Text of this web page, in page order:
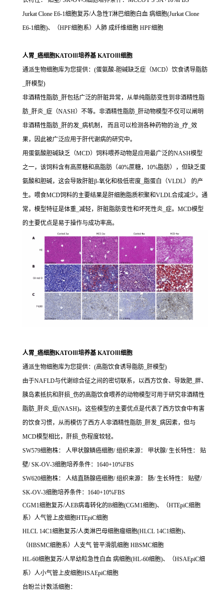
Jurkat Clone E6-1细胞复苏/人急性T淋巴细胞白血 病细胞(Jurkat Clone
E6-1细胞)、（HPF细胞系）人肺 成纤维细胞 HPF细胞
人胃_癌细胞KATOⅢ培养基 KATOⅢ细胞
通派生物细胞库为您提供：(蛋氨酸-胆碱缺乏症（MCD）饮食诱导脂肪
_肝模型)
非酒精性脂肪_肝包括广泛的肝脏异常，从单纯脂肪变性到非酒精性脂
肪_肝炎_症（NASH）不等。非酒精性脂肪_肝动物模型不仅可以阐明
非酒精性脂肪_肝的发_病机制， 而且可以检测各种药物的治_疗_效
果，因此被广泛应用于肝代谢病的研究中。
用蛋氨酸胆碱缺乏（MCD）饲料喂养动物是应用最广泛的NASH模型
之一，该饲料含有高蔗糖和高脂肪（40%蔗糖，10%脂肪），但缺乏蛋
氨酸和胆碱，这会导致肝脏β-氧化和极低密度_脂蛋白（VLDL） 的产
生。喂食MCD饲料的主要结果是肝细胞脂质积聚和VLDL合成减少。通
常，模型特征是体重_减轻，肝脏脂肪变性和坏死性炎_症。MCD模型
的主要优点是易于操作与成功率高。
人胃_癌细胞KATOⅢ培养基 KATOⅢ细胞
通派生物细胞库为您提供：(高脂饮食诱导脂肪_肝模型)
由于NAFLD与代谢综合征之间的密切联系，以西方饮食、导致肥_胖、
胰岛素抵抗和肝损_伤的高脂饮食喂养的动物模型可用于研究非酒精性
脂肪_肝炎_症(NASH)。这些模型的主要优点是代表了西方饮食中有害
的饮食习惯，从而模仿了西方人非酒精性脂肪_肝发_病因素，但与
MCD模型相比，肝损_伤程度较轻。
SW579细胞株： 人甲状腺鳞癌细胞/ 组织来源： 甲状腺/ 生长特性： 贴
壁/ SK-OV-3细胞培养条件：1640+10%FBS
SW620细胞株： 人结直肠腺癌细胞/ 组织来源： 肠/ 生长特性： 贴壁/
SK-OV-3细胞培养条件：1640+10%FBS
CGM1细胞复苏/人EB病毒转化的B细胞(CGM1细胞)、（HTEpiC细胞
系）人气管上皮细胞HTEpiC细胞
HLCL 14C1细胞复苏/人类淋巴母细胞瘤细胞(HLCL 14C1细胞)、
（HBSMC细胞系）人支气 管平滑肌细胞 HBSMC细胞
HL-60细胞复苏/人早幼粒急性白血 病细胞(HL-60细胞)、（HSAEpiC细
系）人小气管上皮细胞HSAEpiC细胞
台盼兰计数活细胞：